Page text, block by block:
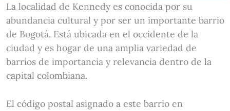
La localidad de Kennedy es conocida por su
abundancia cultural y por ser un importante barrio
de Bogotá. Está ubicada en el occidente de la
ciudad y es hogar de una amplia variedad de
barrios de importancia y relevancia dentro de la
capital colombiana.
El código postal asignado a este barrio en